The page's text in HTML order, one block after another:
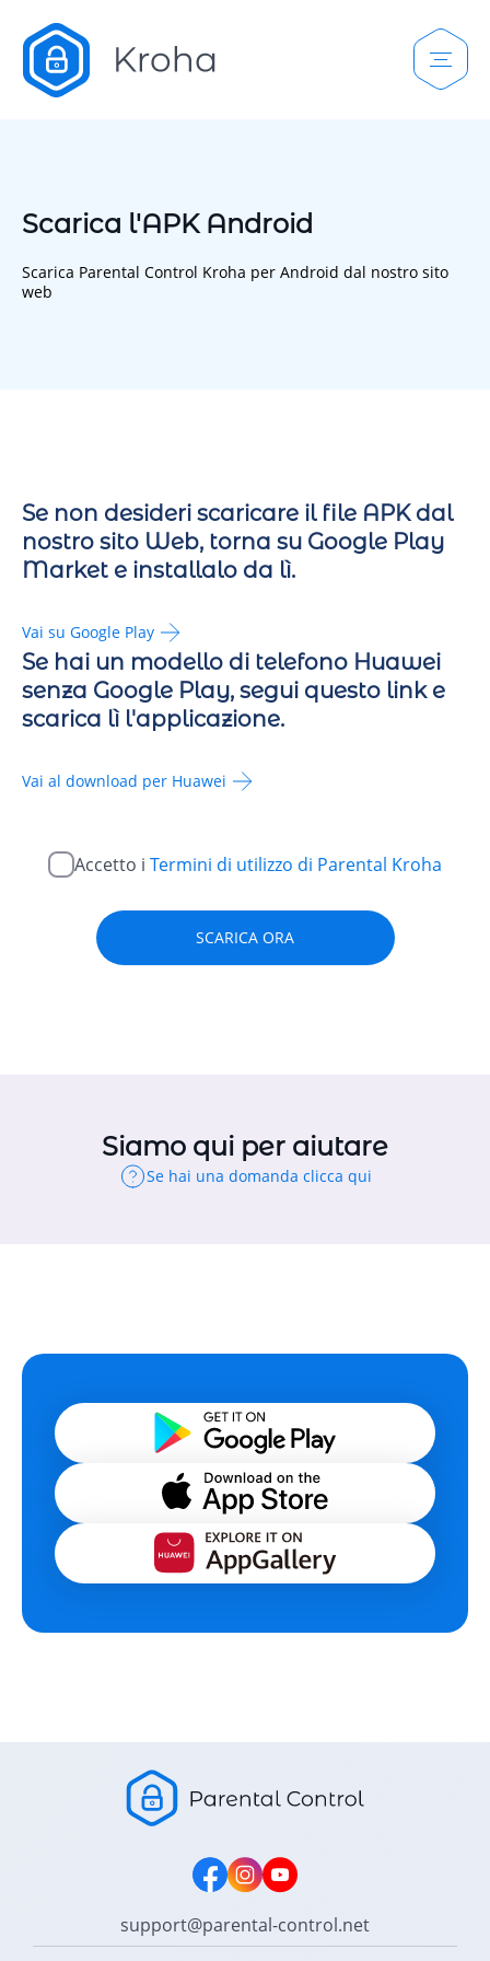
Scarica l'APK Android
Scarica Parental Control Kroha per Android dal nostro sito
web
Se non desideri scaricare il file APK dal
nostro sito Web, torna su Google Play
Market e installalo da lì.
Vai su Google Play
Se hai un modello di telefono Huawei
senza Google Play, segui questo link e
scarica lì l'applicazione.
Vai al download per Huawei
Accetto i Termini di utilizzo di Parental Kroha
SCARICA ORA
Siamo qui per aiutare
Se hai una domanda clicca qui
support@parental-control.net